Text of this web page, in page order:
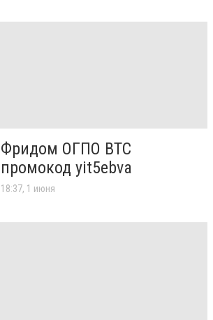
Фридом ОГПО ВТС
промокод yit5ebva
18:37, 1 июня